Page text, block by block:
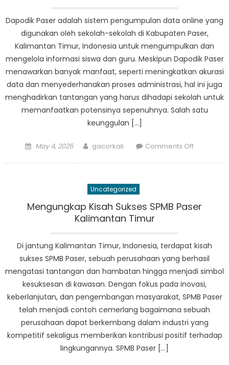
Dapodik Paser adalah sistem pengumpulan data online yang
digunakan oleh sekolah-sekolah di Kabupaten Paser,
Kalimantan Timur, Indonesia untuk mengumpulkan dan
mengelola informasi siswa dan guru. Meskipun Dapodik Paser
menawarkan banyak manfaat, seperti meningkatkan akurasi
data dan menyederhanakan proses administrasi, hal ini juga
menghadirkan tantangan yang harus dihadapi sekolah untuk
memanfaatkan potensinya sepenuhnya. Salah satu
keunggulan […]
Posted
May 4, 2026 Author
gacorkali Comments Offon
Dapodik
Uncategorized
Mengungkap Kisah Sukses SPMB Paser
Kalimantan Timur
Di jantung Kalimantan Timur, Indonesia, terdapat kisah
sukses SPMB Paser, sebuah perusahaan yang berhasil
mengatasi tantangan dan hambatan hingga menjadi simbol
kesuksesan di kawasan. Dengan fokus pada inovasi,
keberlanjutan, dan pengembangan masyarakat, SPMB Paser
telah menjadi contoh cemerlang bagaimana sebuah
perusahaan dapat berkembang dalam industri yang
kompetitif sekaligus memberikan kontribusi positif terhadap
lingkungannya. SPMB Paser […]